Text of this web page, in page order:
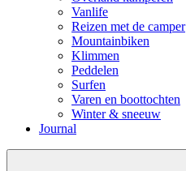
Vanlife
Reizen met de camper
Mountainbiken
Klimmen
Peddelen
Surfen
Varen en boottochten
Winter & sneeuw
Journal